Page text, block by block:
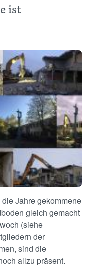
ist
Jahre gekommene
gleich gemacht
(siehe
der
sind die
allzu präsent.